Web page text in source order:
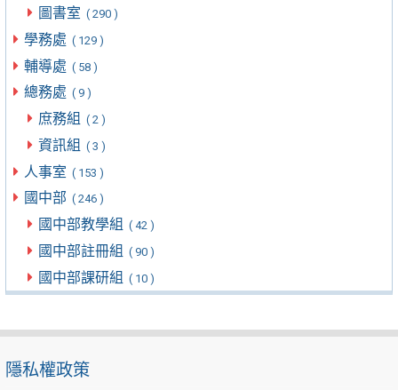
圖書室 ( 290 )
學務處 ( 129 )
輔導處 ( 58 )
總務處 ( 9 )
庶務組 ( 2 )
資訊組 ( 3 )
人事室 ( 153 )
國中部 ( 246 )
國中部教學組 ( 42 )
國中部註冊組 ( 90 )
國中部課研組 ( 10 )
隱私權政策